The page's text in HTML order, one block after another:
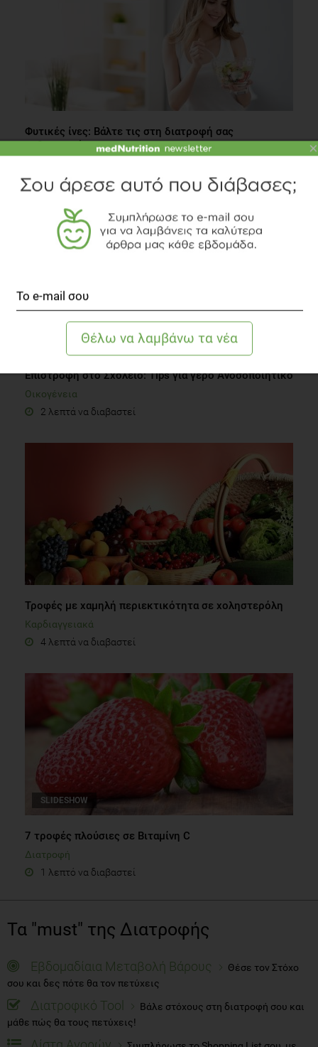
Φυτικές ίνες: Βάλτε τις στη διατροφή σας
καθημερινά
1 λεπτό να διαβαστεί
Επιστροφή στο Σχολείο: Tips για γερό Aνοσοποιητικό
Οικογένεια
2 λεπτά να διαβαστεί
Τροφές με χαμηλή περιεκτικότητα σε χοληστερόλη
Καρδιαγγειακά
4 λεπτά να διαβαστεί
SLIDESHOW
7 τροφές πλούσιες σε Bιταμίνη C
Διατροφή
1 λεπτό να διαβαστεί
Τα "must" της Διατροφής
Εβδομαδίαια Μεταβολή Βάρους
Θέσε τον Στόχο
σου και δες πότε θα τον πετύχεις
Διατροφικό Tool
Βάλε στόχους στη διατροφή σου και
μάθε πώς θα τους πετύχεις!
×